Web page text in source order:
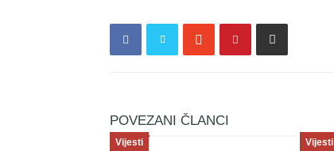
POVEZANI ČLANCI
Vijesti Vijesti